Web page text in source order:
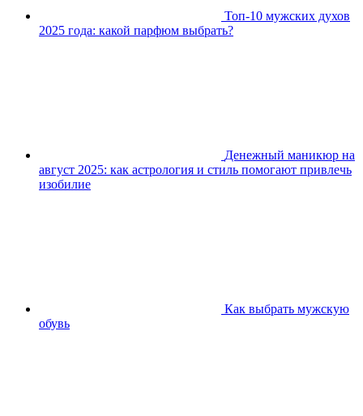
Топ-10 мужских духов
2025 года: какой парфюм выбрать?
Денежный маникюр на
август 2025: как астрология и стиль помогают привлечь
изобилие
Как выбрать мужскую
обувь